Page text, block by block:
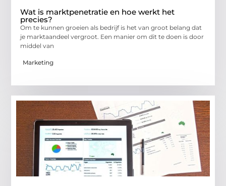
Wat is marktpenetratie en hoe werkt het
precies?
Om te kunnen groeien als bedrijf is het van groot belang dat
je marktaandeel vergroot. Een manier om dit te doen is door
middel van
Marketing